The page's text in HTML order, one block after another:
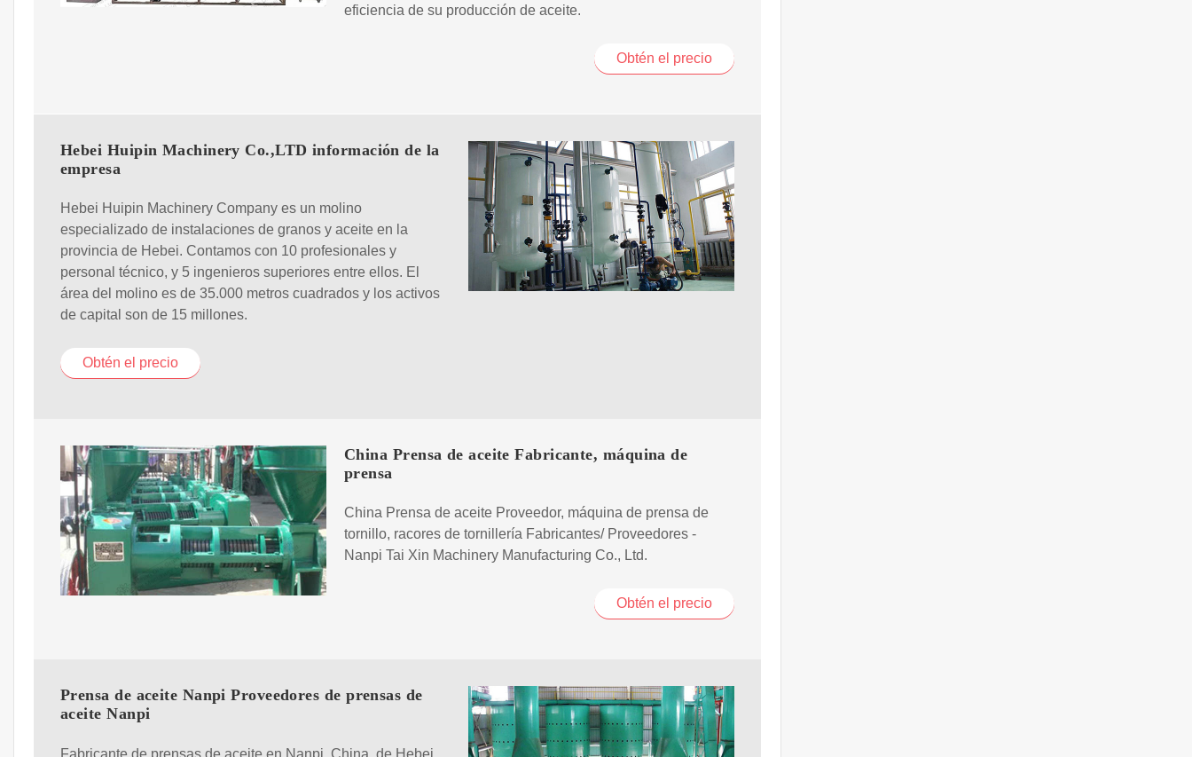
eficiencia de su producción de aceite.
Obtén el precio
Hebei Huipin Machinery Co.,LTD información de la
empresa
Hebei Huipin Machinery Company es un molino
especializado de instalaciones de granos y aceite en la
provincia de Hebei. Contamos con 10 profesionales y
personal técnico, y 5 ingenieros superiores entre ellos. El
área del molino es de 35.000 metros cuadrados y los activos
de capital son de 15 millones.
Obtén el precio
China Prensa de aceite Fabricante, máquina de
prensa
China Prensa de aceite Proveedor, máquina de prensa de
tornillo, racores de tornillería Fabricantes/ Proveedores -
Nanpi Tai Xin Machinery Manufacturing Co., Ltd.
Obtén el precio
Prensa de aceite Nanpi Proveedores de prensas de
aceite Nanpi
Fabricante de prensas de aceite en Nanpi, China, de Hebei